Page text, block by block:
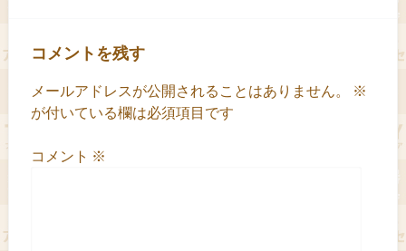
コメントを残す
メールアドレスが公開されることはありません。
※
が付いている欄は必須項目です
コメント ※